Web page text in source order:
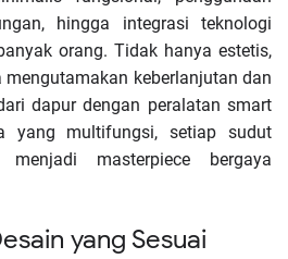
hingga integrasi teknologi
orang. Tidak hanya estetis,
keberlanjutan dan
dapur dengan peralatan smart
yang multifungsi, setiap sudut
masterpiece bergaya
yang Sesuai